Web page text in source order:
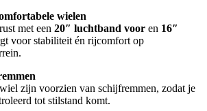
wielen
met een 20″ luchtband voor en 16″
voor stabiliteit én rijcomfort op
zijn voorzien van schijfremmen, zodat je
tot stilstand komt.